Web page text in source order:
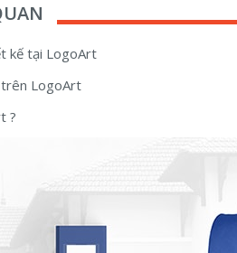
kế tại LogoArt
LogoArt
?